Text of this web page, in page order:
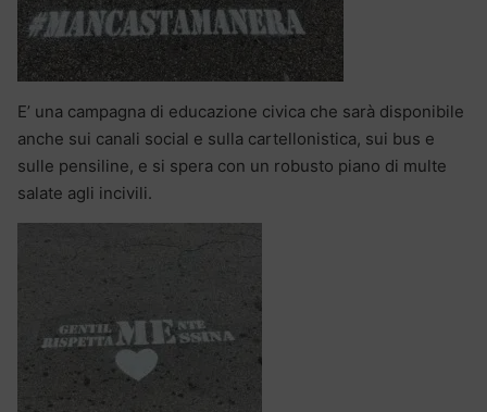
E’ una campagna di educazione civica che sarà disponibile
anche sui canali social e sulla cartellonistica, sui bus e
sulle pensiline, e si spera con un robusto piano di multe
salate agli incivili.